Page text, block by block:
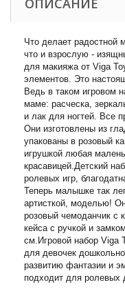
ОПИСАНИЕ
Что делает радостной
что и взрослую -
для макияжа от Viga
элементов. Это
Ведь в таком игровом
маме: расческа,
и лак для ногтей. Все
Они изготовлены из
упакованы в розовый
игрушкой любая
красавицей.Детский
ролевых игр,
Теперь малышке так
артисткой, моделью!
розовый чемоданчик с
кейса с ручкой и
см.Игровой набор Viga
для девочек
развитию фантазии и
подходит для ролевых